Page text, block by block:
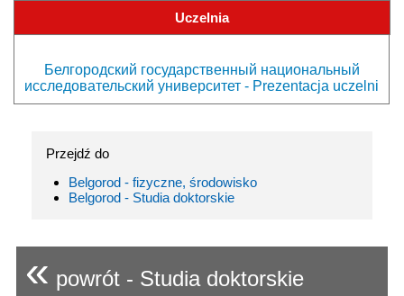
Uczelnia
Белгородский государственный национальный
исследовательский университет - Prezentacja uczelni
Przejdź do
Belgorod - fizyczne, środowisko
Belgorod - Studia doktorskie
« powrót - Studia doktorskie